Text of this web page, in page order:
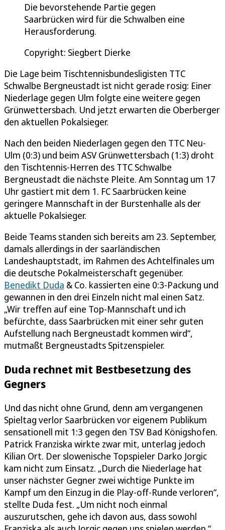
Die bevorstehende Partie gegen
Saarbrücken wird für die Schwalben eine
Herausforderung.
Copyright: Siegbert Dierke
Die Lage beim Tischtennisbundesligisten TTC
Schwalbe Bergneustadt ist nicht gerade rosig: Einer
Niederlage gegen Ulm folgte eine weitere gegen
Grünwettersbach. Und jetzt erwarten die Oberberger
den aktuellen Pokalsieger.
Nach den beiden Niederlagen gegen den TTC Neu-
Ulm (0:3) und beim ASV Grünwettersbach (1:3) droht
den Tischtennis-Herren des TTC Schwalbe
Bergneustadt die nächste Pleite. Am Sonntag um 17
Uhr gastiert mit dem 1. FC Saarbrücken keine
geringere Mannschaft in der Burstenhalle als der
aktuelle Pokalsieger.
Beide Teams standen sich bereits am 23. September,
damals allerdings in der saarländischen
Landeshauptstadt, im Rahmen des Achtelfinales um
die deutsche Pokalmeisterschaft gegenüber.
Benedikt Duda & Co. kassierten eine 0:3-Packung und
gewannen in den drei Einzeln nicht mal einen Satz.
„Wir treffen auf eine Top-Mannschaft und ich
befürchte, dass Saarbrücken mit einer sehr guten
Aufstellung nach Bergneustadt kommen wird“,
mutmaßt Bergneustadts Spitzenspieler.
Duda rechnet mit Bestbesetzung des
Gegners
Und das nicht ohne Grund, denn am vergangenen
Spieltag verlor Saarbrücken vor eigenem Publikum
sensationell mit 1:3 gegen den TSV Bad Königshofen.
Patrick Franziska wirkte zwar mit, unterlag jedoch
Kilian Ort. Der slowenische Topspieler Darko Jorgic
kam nicht zum Einsatz. „Durch die Niederlage hat
unser nächster Gegner zwei wichtige Punkte im
Kampf um den Einzug in die Play-off-Runde verloren“,
stellte Duda fest. „Um nicht noch einmal
auszurutschen, gehe ich davon aus, dass sowohl